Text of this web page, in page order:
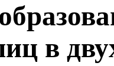
в